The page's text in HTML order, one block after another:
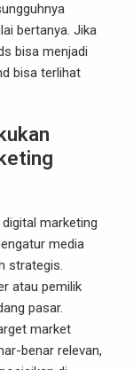
bertanya. Jika
bisa menjadi
bisa terlihat
marketing
media
strategis.
atau pemilik
pasar.
market
benar relevan,